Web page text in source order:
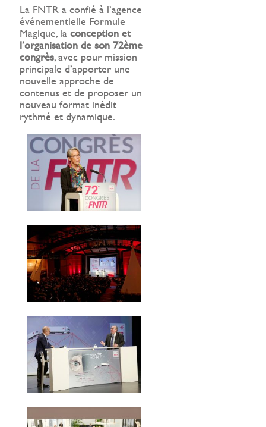
La FNTR a confié à l’agence
événementielle Formule
Magique, laconception et
l’organisation de son 72ème
congrès, avec pour mission
principale d’apporter une
nouvelle approche de
contenus et de proposer un
nouveau format inédit
rythmé et dynamique.